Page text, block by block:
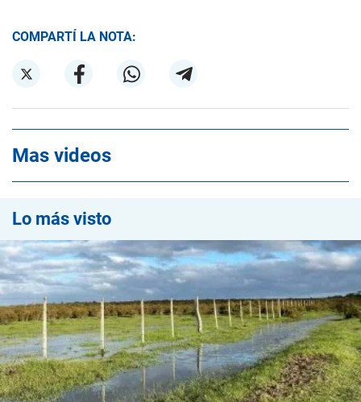
COMPARTÍ LA NOTA:
Mas videos
Lo más visto